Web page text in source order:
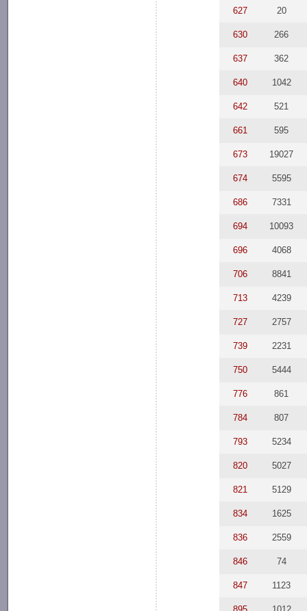
627 20
630 266
637 362
640 1042
642 521
661 595
673 19027
674 5595
686 7331
694 10093
696 4068
706 8841
713 4239
727 2757
739 2231
750 5444
776 861
784 807
793 5234
820 5027
821 5129
834 1625
836 2559
846 74
847 1123